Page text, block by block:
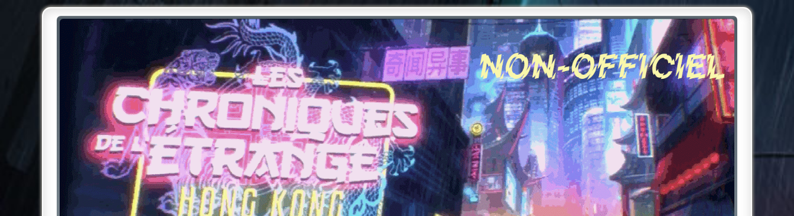
Chroniques de l'Étrange NO
Pour les amateurs des Chroniques de l'Étrange